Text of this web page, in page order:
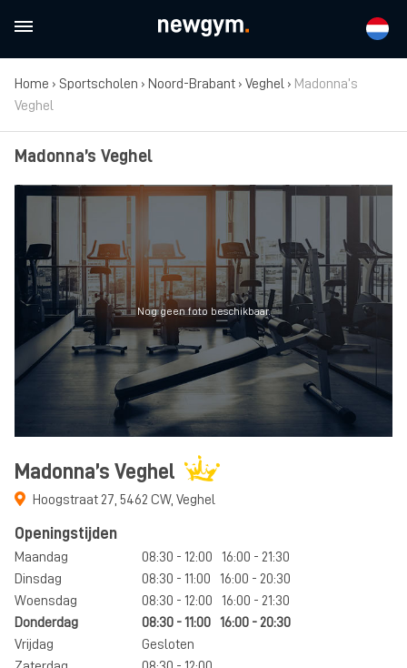
Home › Sportscholen › Noord-Brabant › Veghel › Madonna’s
Veghel
Madonna’s Veghel
Nog geen foto beschikbaar.
Madonna’s Veghel
Hoogstraat 27, 5462 CW, Veghel
Openingstijden
Maandag 08:30 - 12:00
16:00 - 21:30
Dinsdag
08:30 - 11:00
16:00 - 20:30
Woensdag
08:30 - 12:00
16:00 - 21:30
Donderdag
08:30 - 11:00
16:00 - 20:30
Vrijdag
Gesloten